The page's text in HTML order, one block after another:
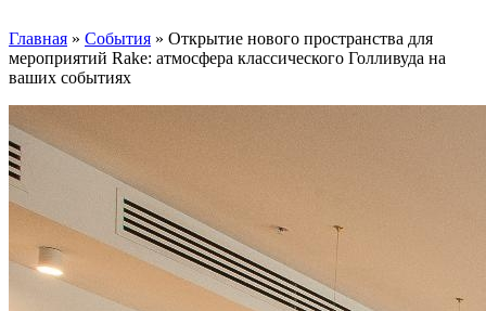
Главная » События » Открытие нового пространства для
мероприятий Rake: атмосфера классического Голливуда на
ваших событиях